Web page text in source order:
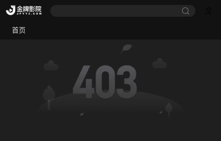
首页